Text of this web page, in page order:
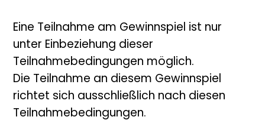
Eine Teilnahme am Gewinnspiel ist nur
unter Einbeziehung dieser
Teilnahmebedingungen möglich.
Die Teilnahme an diesem Gewinnspiel
richtet sich ausschließlich nach diesen
Teilnahmebedingungen.